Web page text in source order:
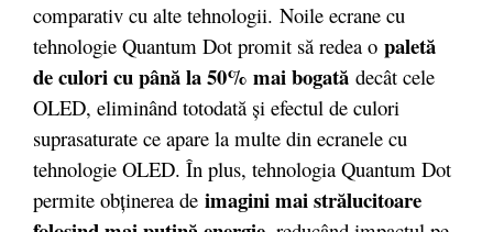
comparativ cu alte tehnologii. Noile ecrane cu
tehnologie Quantum Dot promit să redea o paletă
de culori cu până la 50% mai bogată decât cele
OLED, eliminând totodată şi efectul de culori
suprasaturate ce apare la multe din ecranele cu
tehnologie OLED. În plus, tehnologia Quantum Dot
permite obţinerea de imagini mai strălucitoare